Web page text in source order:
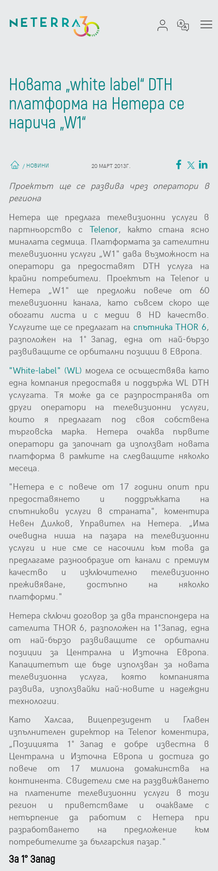
Новата „white label“ DTH
платформа на Нетера се
нарича „W1“
/ НОВИНИ 20 МАРТ 2013Г.
Проектът ще се развива чрез оператори в
региона
Нетера ще предлага телевизионни услуги в
партньорство с Telenor, както стана ясно
миналата седмица. Платформата за сателитни
телевизионни услуги „W1" дава възможност на
оператори да предоставят DTH услуга на
крайни потребители. Проектът на Telenor и
Нетера „W1" ще предложи повече от 60
телевизионни канала, като съвсем скоро ще
обогати листа и с медии в HD качество.
Услугите ще се предлагат на спътникаTHOR 6,
разположен на 1˚ Запад, една от най-бързо
развиващите се орбитални позиции в Европа.
"White-label" (WL) модела се осъществява като
една компания предоставя и поддържа WL DTH
услугата. Тя може да се разпространява от
други оператори на телевизионни услуги,
които я предлагат под своя собствена
търговска марка. Нетера очаква първите
оператори да започнат да използват новата
платформа в рамките на следващите няколко
месеца.
"Нетера е с повече от 17 години опит при
предоставянето и поддръжката на
спътникови услуги в страната", коментира
Невен Дилков, Управител на Нетера. „Има
очевидна ниша на пазара на телевизионни
услуги и ние сме се насочили към това да
предлагаме разнообразие от канали с премиум
качество и изключително телевизионно
преживяване, достъпно на няколко
платформи."
Нетера сключи договор за два транспондера на
сателита THOR 6, разположен на 1˚ Запад, една
от най-бързо развиващите се орбитални
позиции за Централна и Източна Европа.
Капацитетът ще бъде използван за новата
телевизионна услуга, която компанията
развива, използвайки най-новите и надеждни
технологии.
Като Халсаа, Вицепрезидент и Главен
изпълнителен директор на Telenor коментира,
„Позицията 1˚ Запад е добре известна в
Централна и Източна Европа и достига до
повече от 17 милиона домакинства на
континента. Свидетели сме на раздвижването
на платените телевизионни услуги в този
регион и приветстваме и очакваме с
нетърпение да работим с Нетера при
разработването на предложение към
потребителите за българския пазар."
За 1° Запад